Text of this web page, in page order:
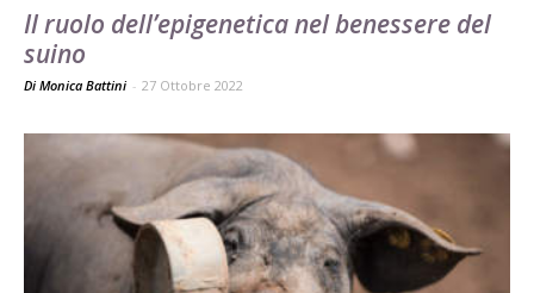
Il ruolo dell’epigenetica nel benessere del
suino
Di Monica Battini - 27 Ottobre 2022